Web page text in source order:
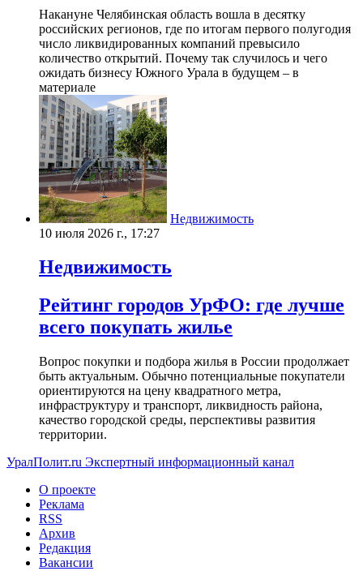
Накануне Челябинская область вошла в десятку
российских регионов, где по итогам первого полугодия
число ликвидированных компаний превысило
количество открытий. Почему так случилось и чего
ожидать бизнесу Южного Урала в будущем – в
материале
Недвижимость
10 июля 2026 г., 17:27
Недвижимость
Рейтинг городов УрФО: где лучше
всего покупать жилье
Вопрос покупки и подбора жилья в России продолжает
быть актуальным. Обычно потенциальные покупатели
ориентируются на цену квадратного метра,
инфраструктуру и транспорт, ликвидность района,
качество городской среды, перспективы развития
территории.
УралПолит.ru Экспертный информационный канал
О проекте
Реклама
RSS
Архив
Редакция
Вакансии